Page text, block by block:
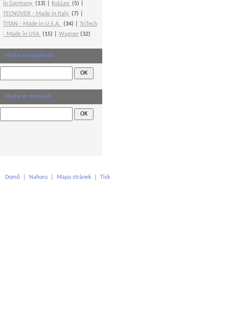
in Germany (13) RoLLex (5)
TECNOVER - Made in Italy (7)
TITAN - Made in U.S.A.
(34)
TriTech
- Made in USA (15) Wagner (32)
Hledat v produktech
Hledat ve stránkách
Domů Nahoru Mapa stránek Tisk